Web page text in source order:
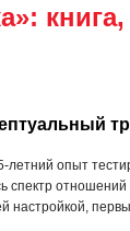
опыт
спектр
настройкой,